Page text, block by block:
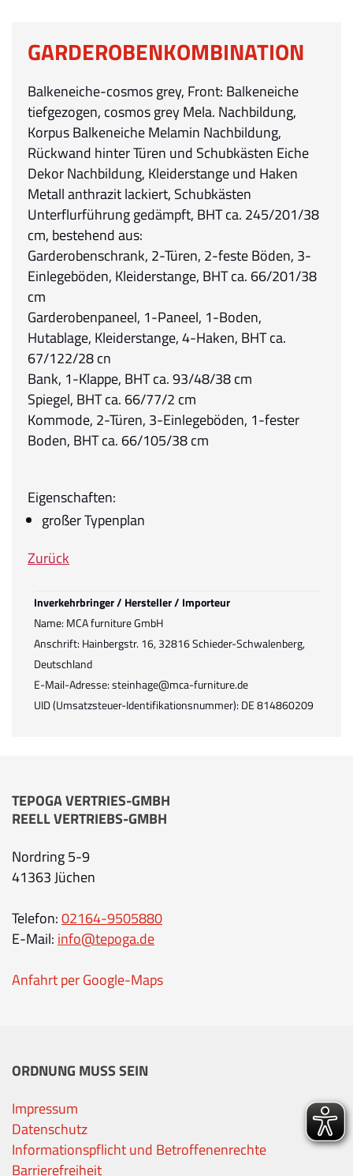
GARDEROBENKOMBINATION
Balkeneiche-cosmos grey, Front: Balkeneiche
tiefgezogen, cosmos grey Mela. Nachbildung,
Korpus Balkeneiche Melamin Nachbildung,
Rückwand hinter Türen und Schubkästen Eiche
Dekor Nachbildung, Kleiderstange und Haken
Metall anthrazit lackiert, Schubkästen
Unterflurführung gedämpft, BHT ca. 245/201/38
cm, bestehend aus:
Garderobenschrank, 2-Türen, 2-feste Böden, 3-
Einlegeböden, Kleiderstange, BHT ca. 66/201/38
cm
Garderobenpaneel, 1-Paneel, 1-Boden,
Hutablage, Kleiderstange, 4-Haken, BHT ca.
67/122/28 cn
Bank, 1-Klappe, BHT ca. 93/48/38 cm
Spiegel, BHT ca. 66/77/2 cm
Kommode, 2-Türen, 3-Einlegeböden, 1-fester
Boden, BHT ca. 66/105/38 cm
Eigenschaften:
großer Typenplan
Zurück
Inverkehrbringer / Hersteller / Importeur
Name: MCA furniture GmbH
Anschrift: Hainbergstr. 16, 32816 Schieder-Schwalenberg,
Deutschland
E-Mail-Adresse: steinhage@mca-furniture.de
UID (Umsatzsteuer-Identifikationsnummer): DE 814860209
TEPOGA VERTRIES-GMBH
REELL VERTRIEBS-GMBH
Nordring 5-9
41363 Jüchen
Telefon:02164-9505880
E-Mail: info@tepoga.de
Anfahrt per Google-Maps
ORDNUNG MUSS SEIN
Impressum
Datenschutz
Informationspflicht und Betroffenenrechte
Barrierefreiheit